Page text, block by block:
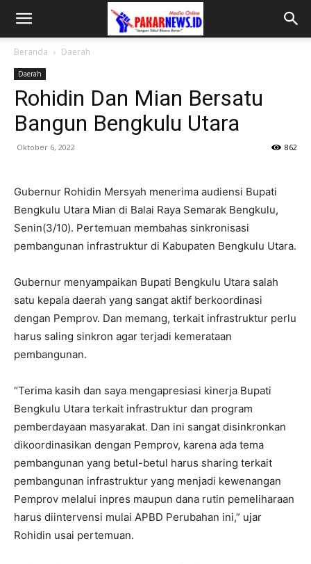
Beranda Daerah
Daerah
Rohidin Dan Mian Bersatu
Bangun Bengkulu Utara
Oktober 6, 2022 862
Gubernur Rohidin Mersyah menerima audiensi Bupati
Bengkulu Utara Mian di Balai Raya Semarak Bengkulu,
Senin(3/10). Pertemuan membahas sinkronisasi
pembangunan infrastruktur di Kabupaten Bengkulu Utara.
Gubernur menyampaikan Bupati Bengkulu Utara salah
satu kepala daerah yang sangat aktif berkoordinasi
dengan Pemprov. Dan memang, terkait infrastruktur perlu
harus saling sinkron agar terjadi kemerataan
pembangunan.
“Terima kasih dan saya mengapresiasi kinerja Bupati
Bengkulu Utara terkait infrastruktur dan program
pemberdayaan masyarakat. Dan ini sangat disinkronkan
dikoordinasikan dengan Pemprov, karena ada tema
pembangunan yang betul-betul harus sharing terkait
pembangunan infrastruktur yang menjadi kewenangan
Pemprov melalui inpres maupun dana rutin pemeliharaan
harus diintervensi mulai APBD Perubahan ini,” ujar
Rohidin usai pertemuan.